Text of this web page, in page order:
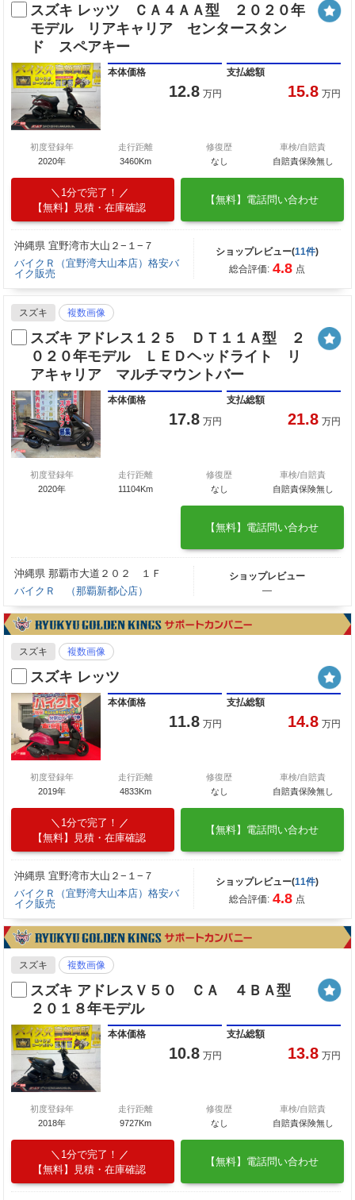
スズキ レッツ ＣＡ４ＡＡ型 ２０２０年
モデル リアキャリア センタースタン
ド スペアキー
本体価格
12.8 万円
支払総額
15.8 万円
初度登録年
2020年
走行距離
3460Km
修復歴
なし
車検/自賠責
自賠責保険無し
1分で完了！
【無料】見積・在庫確認
【無料】電話問い合わせ
沖縄県 宜野湾市大山２−１−７
バイクＲ（宜野湾大山本店）格安バ
イク販売
ショップレビュー(11件)
総合評価: 4.8 点
スズキ 複数画像
スズキ アドレス１２５ ＤＴ１１Ａ型 ２
０２０年モデル ＬＥＤヘッドライト リ
アキャリア マルチマウントバー
本体価格
17.8 万円
支払総額
21.8 万円
初度登録年
2020年
走行距離
11104Km
修復歴
なし
車検/自賠責
自賠責保険無し
【無料】電話問い合わせ
沖縄県 那覇市大道２０２ １Ｆ
バイクＲ （那覇新都心店）
ショップレビュー
―
スズキ 複数画像
スズキ レッツ
本体価格
11.8 万円
支払総額
14.8 万円
初度登録年
2019年
走行距離
4833Km
修復歴
なし
車検/自賠責
自賠責保険無し
1分で完了！
【無料】見積・在庫確認
【無料】電話問い合わせ
沖縄県 宜野湾市大山２−１−７
バイクＲ（宜野湾大山本店）格安バ
イク販売
ショップレビュー(11件)
総合評価: 4.8 点
スズキ 複数画像
スズキ アドレスＶ５０ ＣＡ ４ＢＡ型
２０１８年モデル
本体価格
10.8 万円
支払総額
13.8 万円
初度登録年
2018年
走行距離
9727Km
修復歴
なし
車検/自賠責
自賠責保険無し
1分で完了！
【無料】見積・在庫確認
【無料】電話問い合わせ